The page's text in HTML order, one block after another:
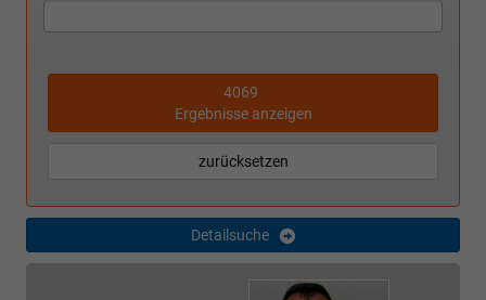
4069
Ergebnisse anzeigen
zurücksetzen
Detailsuche